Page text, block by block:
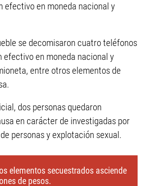
efectivo en moneda nacional y
se decomisaron cuatro teléfonos
efectivo en moneda nacional y
entre otros elementos de
dos personas quedaron
en carácter de investigadas por
personas y explotación sexual.
elementos secuestrados asciende
de pesos.